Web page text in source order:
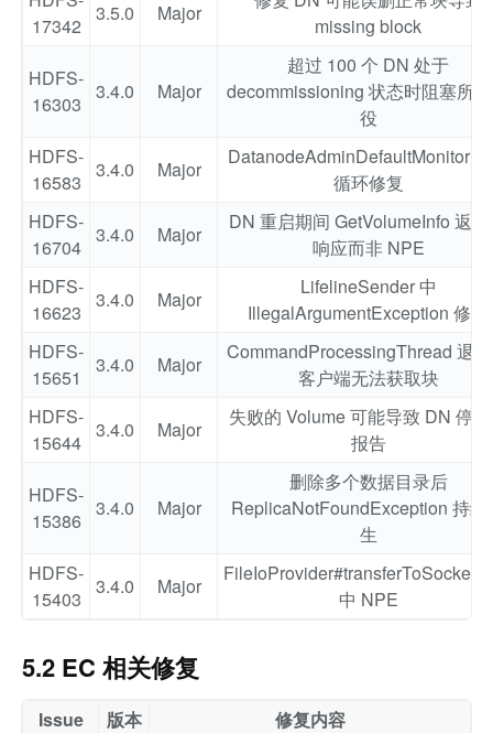
17342
3.5.0 Major
missing block
HDFS-
16303
3.4.0 Major
超过 100 个 DN 处于
decommissioning 状态时阻塞所
役
HDFS-
16583
3.4.0 Major
DatanodeAdminDefaultMonitor
循环修复
HDFS-
16704
3.4.0 Major
DN 重启期间 GetVolumeInfo 返
响应而非 NPE
HDFS-
16623
3.4.0 Major
LifelineSender 中
IllegalArgumentException 修复
HDFS-
15651
3.4.0 Major
CommandProcessingThread 退
客户端无法获取块
HDFS-
15644
3.4.0 Major
失败的 Volume 可能导致 DN 停
报告
HDFS-
15386
3.4.0 Major
删除多个数据目录后
ReplicaNotFoundException 持续
生
HDFS-
15403
3.4.0 Major
中 NPE
5.2 EC 相关修复
Issue 版本 修复内容